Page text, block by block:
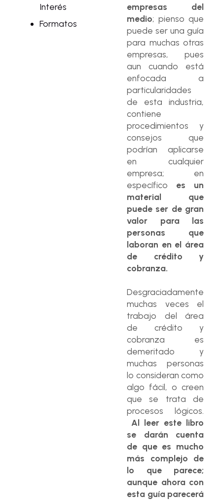
Interés
Formatos
empresas del
medio; pienso que
puede ser una guía
para muchas otras
empresas, pues
aun cuando está
enfocada a
particularidades
de esta industria,
contiene
procedimientos y
consejos que
podrían aplicarse
en cualquier
empresa; en
específico es un
material que
puede ser de gran
valor para las
personas que
laboran en el área
de crédito y
cobranza.
Desgraciadamente
muchas veces el
trabajo del área
de crédito y
cobranza es
demeritado y
muchas personas
lo consideran como
algo fácil, o creen
que se trata de
procesos lógicos.
Al leer este libro
se darán cuenta
de que es mucho
más complejo de
lo que parece;
aunque ahora con
esta guía parecerá